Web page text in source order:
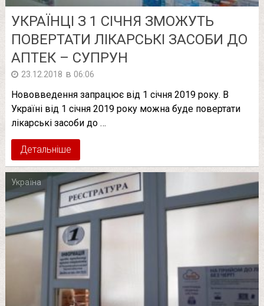
УКРАЇНЦІ З 1 СІЧНЯ ЗМОЖУТЬ
ПОВЕРТАТИ ЛІКАРСЬКІ ЗАСОБИ ДО
АПТЕК – СУПРУН
23.12.2018 в 06:06
Нововведення запрацює від 1 січня 2019 року. В
Україні від 1 січня 2019 року можна буде повертати
лікарські засоби до …
Детальніше
Україна